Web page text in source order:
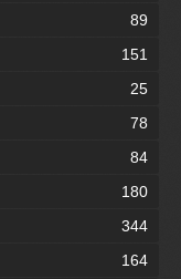
89
151
25
78
84
180
344
164